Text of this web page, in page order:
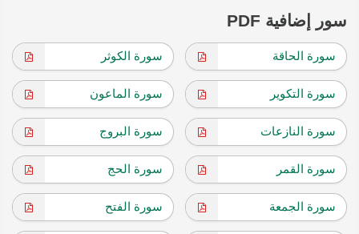
سور إضافية PDF
سورة الحاقة سورة الكوثر
سورة التكوير سورة الماعون
سورة النازعات سورة البروج
سورة القمر سورة الحج
سورة الجمعة سورة الفتح